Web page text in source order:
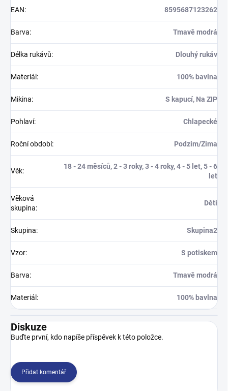
EAN: 8595687123262
Barva: Tmavě modrá
Délka rukávů: Dlouhý rukáv
Materiál : 100% bavlna
Mikina: S kapucí, Na ZIP
Pohlaví: Chlapecké
Roční období: Podzim/Zima
Věk:
18 - 24 měsíců, 2 - 3 roky, 3 - 4 roky, 4 - 5 let, 5 - 6
let
Věková
skupina:
Děti
Skupina: Skupina2
Vzor: S potiskem
Barva: Tmavě modrá
Materiál : 100% bavlna
Diskuze
Buďte první, kdo napíše příspěvek k této položce.
Přidat komentář